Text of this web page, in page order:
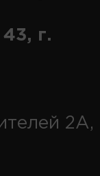
г.
2А,